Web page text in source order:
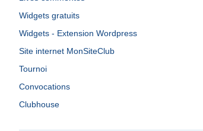
Widgets gratuits
Widgets - Extension Wordpress
Site internet MonSiteClub
Tournoi
Convocations
Clubhouse